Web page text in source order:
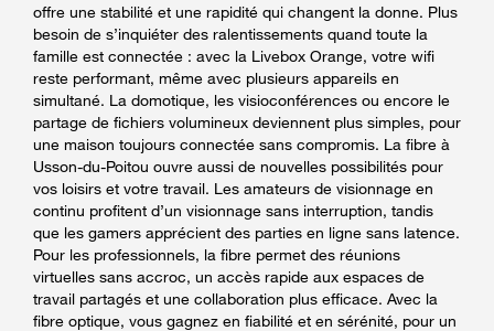
offre une stabilité et une rapidité qui changent la donne. Plus
besoin de s’inquiéter des ralentissements quand toute la
famille est connectée : avec la Livebox Orange, votre wifi
reste performant, même avec plusieurs appareils en
simultané. La domotique, les visioconférences ou encore le
partage de fichiers volumineux deviennent plus simples, pour
une maison toujours connectée sans compromis. La fibre à
Usson-du-Poitou ouvre aussi de nouvelles possibilités pour
vos loisirs et votre travail. Les amateurs de visionnage en
continu profitent d’un visionnage sans interruption, tandis
que les gamers apprécient des parties en ligne sans latence.
Pour les professionnels, la fibre permet des réunions
virtuelles sans accroc, un accès rapide aux espaces de
travail partagés et une collaboration plus efficace. Avec la
fibre optique, vous gagnez en fiabilité et en sérénité, pour un